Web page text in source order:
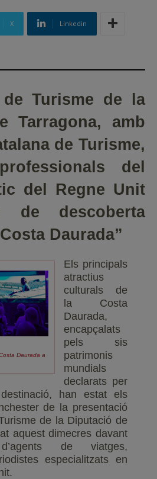
X Linkedin
Turisme de la
Tarragona, amb
de Turisme,
del
del Regne Unit
de descoberta
Daurada”
Daurada a
Els principals
atractius
culturals de
la Costa
Daurada,
encapçalats
pels sis
patrimonis
mundials
declarats per
han estat els
de la presentació
de la Diputació de
aquest dimecres davant
de viatges,
especialitzats en